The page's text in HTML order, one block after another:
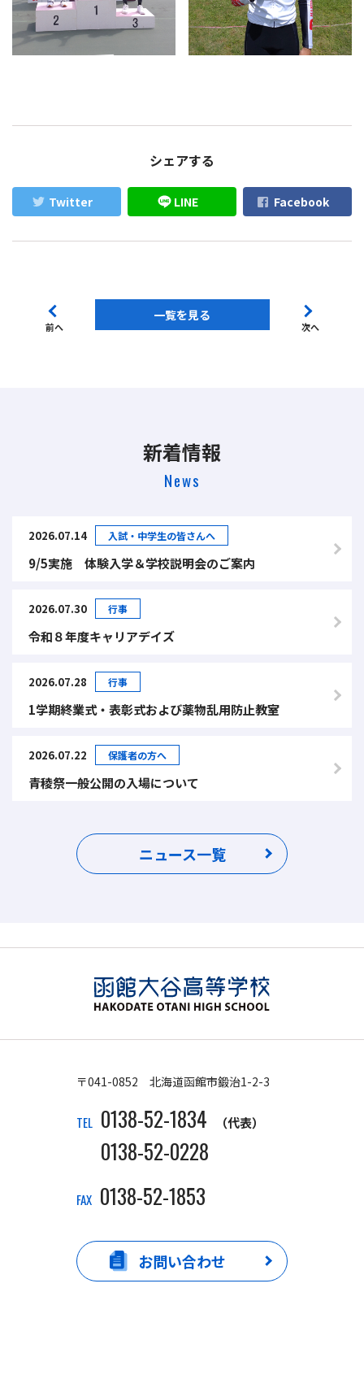
シェアする
Twitter LINE Facebook
前へ
一覧を見る
次へ
新着情報
News
2026.07.14 入試・中学生の皆さんへ
9/5実施 体験入学＆学校説明会のご案内
2026.07.30 行事
令和８年度キャリアデイズ
2026.07.28 行事
1学期終業式・表彰式および薬物乱用防止教室
2026.07.22 保護者の方へ
青稜祭一般公開の入場について
ニュース一覧
〒041-0852 北海道函館市鍛治1-2-3
TEL 0138-52-1834 （代表）
0138-52-0228
FAX 0138-52-1853
お問い合わせ